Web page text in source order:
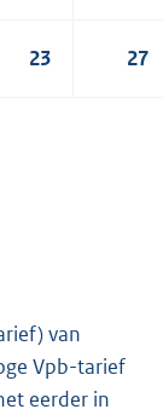
23 27
van
Vpb-tarief
eerder in